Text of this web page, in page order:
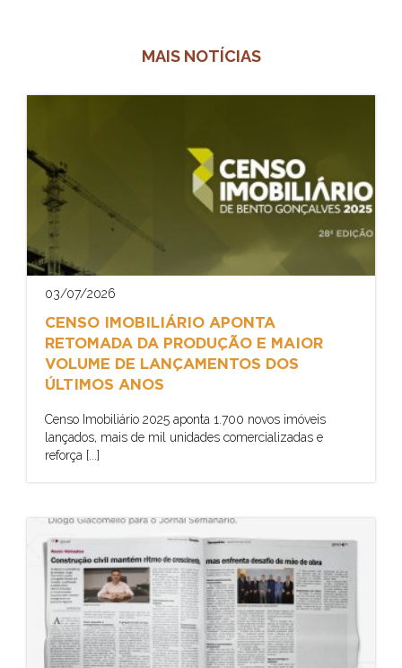
MAIS NOTÍCIAS
03/07/2026
CENSO IMOBILIÁRIO APONTA
RETOMADA DA PRODUÇÃO E MAIOR
VOLUME DE LANÇAMENTOS DOS
ÚLTIMOS ANOS
Censo Imobiliário 2025 aponta 1.700 novos imóveis
lançados, mais de mil unidades comercializadas e
reforça [...]